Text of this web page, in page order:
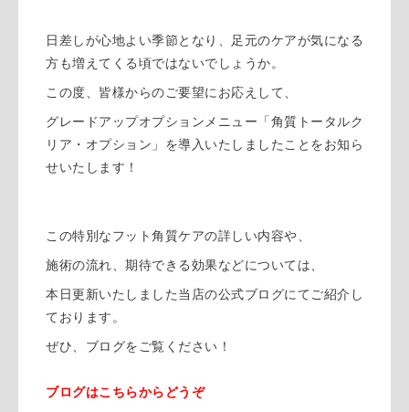
日差しが心地よい季節となり、足元のケアが気になる
方も増えてくる頃ではないでしょうか。
この度、皆様からのご要望にお応えして、
グレードアップオプションメニュー「角質トータルク
リア・オプション」を導入いたしましたことをお知ら
せいたします！
この特別なフット角質ケアの詳しい内容や、
施術の流れ、期待できる効果などについては、
本日更新いたしました当店の公式ブログにてご紹介し
ております。
ぜひ、ブログをご覧ください！
ブログはこちらからどうぞ